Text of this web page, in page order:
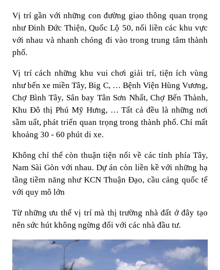
Vị trí gần với những con đường giao thông quan trọng
như Đinh Đức Thiện, Quốc Lộ 50, nối liền các khu vực
với nhau và nhanh chóng đi vào trong trung tâm thành
phố.
Vị trí cách những khu vui chơi giải trí, tiện ích vùng
như bến xe miền Tây, Big C, … Bệnh Viện Hùng Vương,
Chợ Bình Tây, Sân bay Tân Sơn Nhất, Chợ Bến Thành,
Khu Đô thị Phú Mỹ Hưng, … Tất cả đều là những nơi
sầm uất, phát triển quan trọng trong thành phố. Chỉ mất
khoảng 30 - 60 phút di xe.
Không chỉ thế còn thuận tiện nối về các tỉnh phía Tây,
Nam Sài Gòn với nhau. Dự án còn liền kề với những hạ
tầng tiềm năng như KCN Thuận Đạo, cầu cảng quốc tế
với quy mô lớn
Từ những ưu thế vị trí mà thị trường nhà đất ở đây tạo
nên sức hút không ngừng đối với các nhà đầu tư.